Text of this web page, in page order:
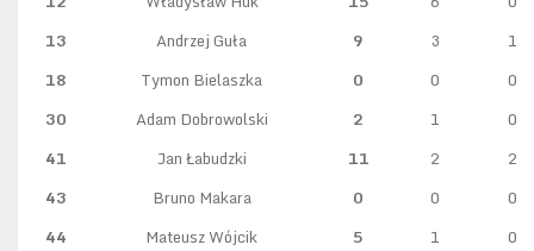
13
Andrzej Guła 9 3
1
18
Tymon Bielaszka 0 0
0
30
Adam Dobrowolski 2 1
0
41
Jan Łabudzki 11 2
2
43
Bruno Makara 0 0
0
44
Mateusz Wójcik 5 1
0